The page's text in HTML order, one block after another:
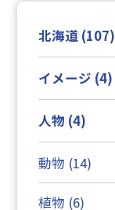
北海道 (107)
イメージ (4)
人物 (4)
動物 (14)
植物 (6)